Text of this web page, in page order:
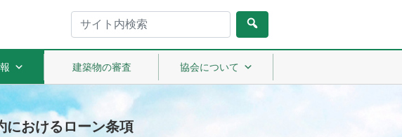
建築物の審査 協会について
におけるローン条項